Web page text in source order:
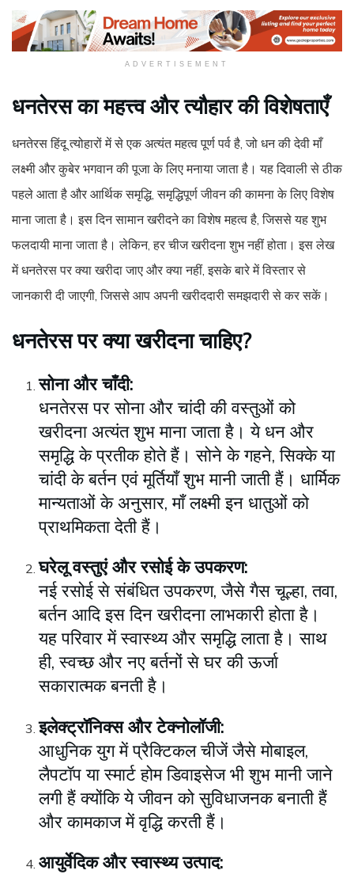
ADVERTISEMENT
धनतेरस का महत्त्व और त्यौहार की विशेषताएँ
धनतेरस हिंदू त्योहारों में से एक अत्यंत महत्व पूर्ण पर्व है, जो धन की देवी माँ
लक्ष्मी और कुबेर भगवान की पूजा के लिए मनाया जाता है। यह दिवाली से ठीक
पहले आता है और आर्थिक समृद्धि, समृद्धिपूर्ण जीवन की कामना के लिए विशेष
माना जाता है। इस दिन सामान खरीदने का विशेष महत्व है, जिससे यह शुभ
फलदायी माना जाता है। लेकिन, हर चीज खरीदना शुभ नहीं होता। इस लेख
में धनतेरस पर क्या खरीदा जाए और क्या नहीं, इसके बारे में विस्तार से
जानकारी दी जाएगी, जिससे आप अपनी खरीददारी समझदारी से कर सकें।
धनतेरस पर क्या खरीदना चाहिए?
सोना और चाँदी:
धनतेरस पर सोना और चांदी की वस्तुओं को
खरीदना अत्यंत शुभ माना जाता है। ये धन और
समृद्धि के प्रतीक होते हैं। सोने के गहने, सिक्के या
चांदी के बर्तन एवं मूर्तियाँ शुभ मानी जाती हैं। धार्मिक
मान्यताओं के अनुसार, माँ लक्ष्मी इन धातुओं को
प्राथमिकता देती हैं।
घरेलू वस्तुएं और रसोई के उपकरण:
नई रसोई से संबंधित उपकरण, जैसे गैस चूल्हा, तवा,
बर्तन आदि इस दिन खरीदना लाभकारी होता है।
यह परिवार में स्वास्थ्य और समृद्धि लाता है। साथ
ही, स्वच्छ और नए बर्तनों से घर की ऊर्जा
सकारात्मक बनती है।
इलेक्ट्रॉनिक्स और टेक्नोलॉजी:
आधुनिक युग में प्रैक्टिकल चीजें जैसे मोबाइल,
लैपटॉप या स्मार्ट होम डिवाइसेज भी शुभ मानी जाने
लगी हैं क्योंकि ये जीवन को सुविधाजनक बनाती हैं
और कामकाज में वृद्धि करती हैं।
आयुर्वेदिक और स्वास्थ्य उत्पाद: